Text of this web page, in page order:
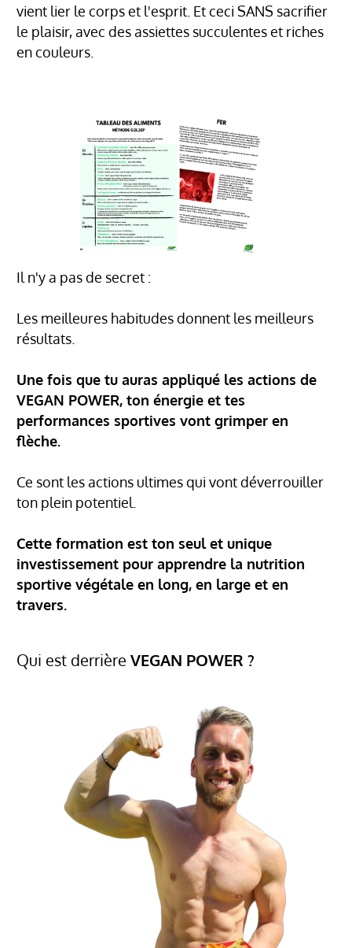
vient lier le corps et l'esprit. Et ceci SANS sacrifier
le plaisir, avec des assiettes succulentes et riches
en couleurs.
Il n'y a pas de secret :
Les meilleures habitudes donnent les meilleurs
résultats.
Une fois que tu auras appliqué les actions de
VEGAN POWER, ton énergie et tes
performances sportives vont grimper en
flèche.
Ce sont les actions ultimes qui vont déverrouiller
ton plein potentiel.
Cette formation est ton seul et unique
investissement pour apprendre la nutrition
sportive végétale en long, en large et en
travers.
Qui est derrière VEGAN POWER ?